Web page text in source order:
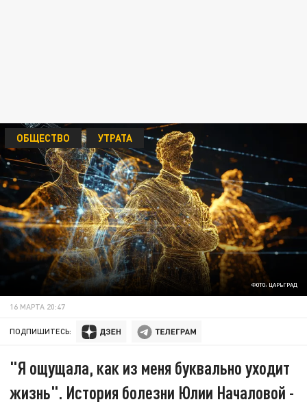
ФОТО: ЦАРЬГРАД
ОБЩЕСТВО УТРАТА
16 МАРТА 20:47
ПОДПИШИТЕСЬ:
"Я ощущала, как из меня буквально уходит
жизнь". История болезни Юлии Началовой -